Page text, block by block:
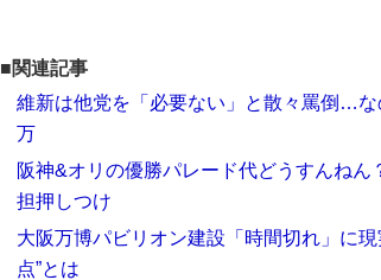
■関連記事
維新は他党を「必要ない」と散々罵倒…
万
阪神&オリの優勝パレード代どうすんねん
担押しつけ
大阪万博パビリオン建設「時間切れ」に
点”とは